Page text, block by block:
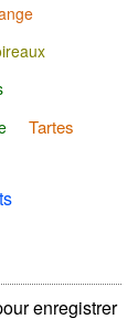
Tartes
enregistrer